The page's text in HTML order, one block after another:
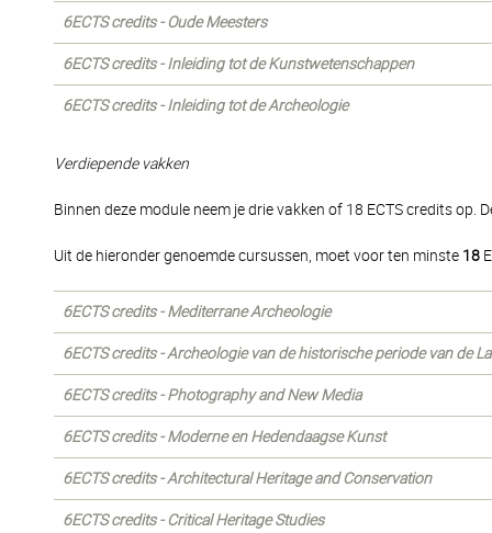
6ECTS credits - Oude Meesters
6ECTS credits - Inleiding tot de Kunstwetenschappen
6ECTS credits - Inleiding tot de Archeologie
Verdiepende vakken
Binnen deze module neem je drie vakken of 18 ECTS credits op.
Uit de hieronder genoemde cursussen, moet voor ten minste 18
6ECTS credits - Mediterrane Archeologie
6ECTS credits - Archeologie van de historische periode van de
6ECTS credits - Photography and New Media
6ECTS credits - Moderne en Hedendaagse Kunst
6ECTS credits - Architectural Heritage and Conservation
6ECTS credits - Critical Heritage Studies